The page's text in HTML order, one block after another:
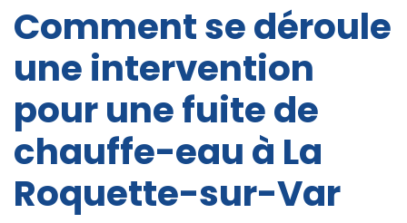
Comment se déroule
une intervention
pour une fuite de
chauffe-eau à La
Roquette-sur-Var